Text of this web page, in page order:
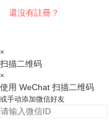
還沒有註冊？
×
扫描二维码
×
使用 WeChat 扫描二维码
或手动添加微信好友